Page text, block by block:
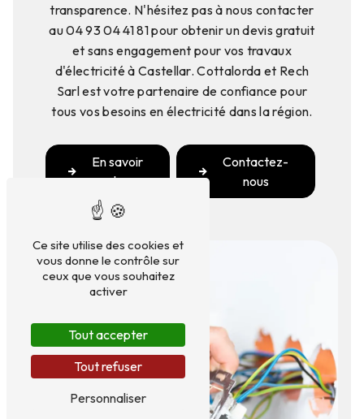
transparence. N'hésitez pas à nous contacter
au 04 93 04 41 81 pour obtenir un devis gratuit
et sans engagement pour vos travaux
d'électricité à Castellar. Cottalorda et Rech
Sarl est votre partenaire de confiance pour
tous vos besoins en électricité dans la région.
En savoir
plus
Contactez-
nous
Ce site utilise des cookies et
vous donne le contrôle sur
ceux que vous souhaitez
activer
Tout accepter
Tout refuser
Personnaliser